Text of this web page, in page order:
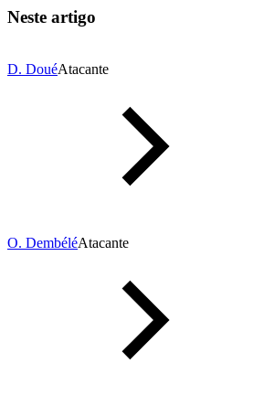
Neste artigo
D. DouéAtacante
O. DembéléAtacante